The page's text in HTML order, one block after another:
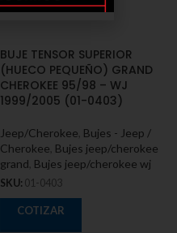
BUJE TENSOR SUPERIOR
(HUECO PEQUEÑO) GRAND
CHEROKEE 95/98 – WJ
1999/2005 (01-0403)
Jeep/Cherokee Bujes - Jeep /
Cherokee Bujes jeep/cherokee
grand Bujes jeep/cherokee wj
SKU: 01-0403
COTIZAR